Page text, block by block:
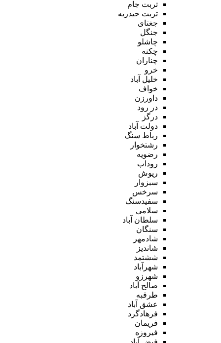
تربت جام
تربت حیدریه
جغتای
جنگل
چاشلو
چکنه
چناران
خرو
خلیل آباد
خواف
داورزن
در رود
درگز
دولت آباد
رباط سنگ
رشتخوار
رضویه
روداب
ریوش
سبزوار
سرخس
سفیدسنگ
سلامی
سلطان آباد
سنگان
شادمهر
شاندیز
ششتمد
شهرآباد
شهرزو
صالح آباد
طرقبه
عشق آباد
فرهادگرد
فریمان
فیروزه